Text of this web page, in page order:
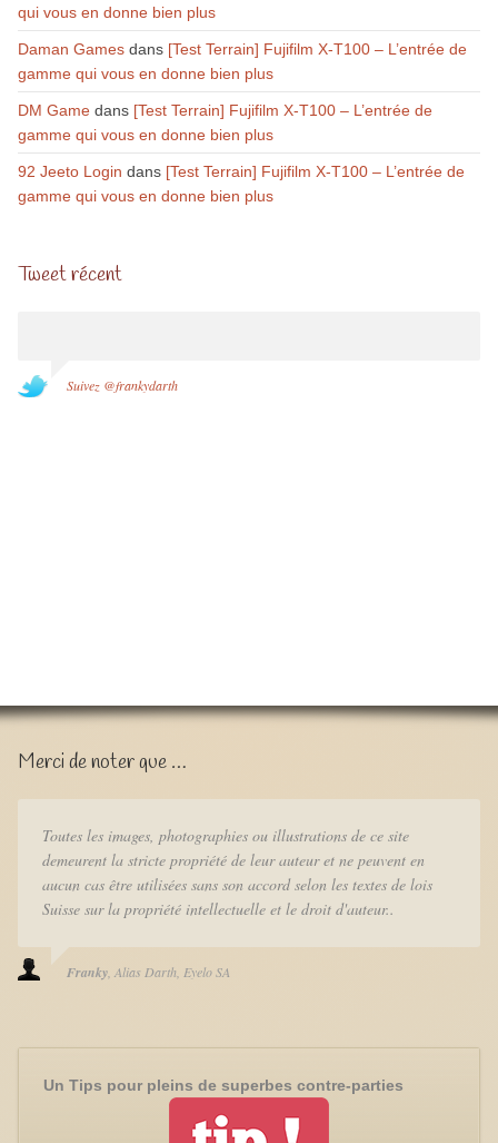
qui vous en donne bien plus
Daman Gamesdans [Test Terrain] Fujifilm X-T100 – L’entrée de
gamme qui vous en donne bien plus
DM Gamedans [Test Terrain] Fujifilm X-T100 – L’entrée de
gamme qui vous en donne bien plus
92 Jeeto Login dans [Test Terrain] Fujifilm X-T100 – L’entrée de
gamme qui vous en donne bien plus
Tweet récent
Suivez @frankydarth
Merci de noter que …
Toutes les images, photographies ou illustrations de ce site
demeurent la stricte propriété de leur auteur et ne peuvent en
aucun cas être utilisées sans son accord selon les textes de lois
Suisse sur la propriété intellectuelle et le droit d'auteur..
Franky Alias Darth Eyelo SA
Un Tips pour pleins de superbes contre-parties